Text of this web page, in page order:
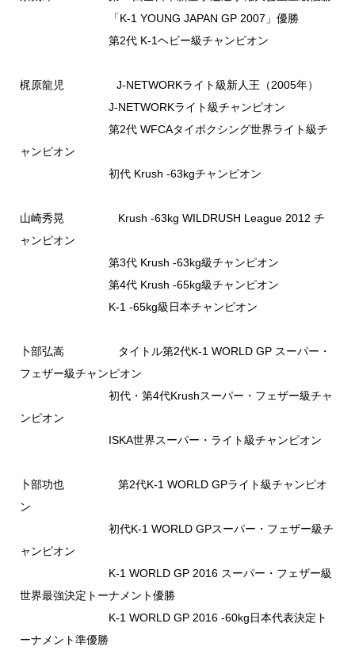
「K-1 YOUNG JAPAN GP 2007」優勝
第2代 K-1ヘビー級チャンピオン
梶原龍児 J-NETWORKライト級新人王（2005年）
J-NETWORKライト級チャンピオン
第2代 WFCAタイボクシング世界ライト級チ
ャンピオン
初代 Krush -63kgチャンピオン
山崎秀晃 Krush -63kg WILDRUSH League 2012 チ
ャンピオン
第3代 Krush -63kg級チャンピオン
第4代 Krush -65kg級チャンピオン
K-1 -65kg級日本チャンピオン
卜部弘嵩 タイトル第2代K-1 WORLD GP スーパー・
フェザー級チャンピオン
初代・第4代Krushスーパー・フェザー級チャ
ンピオン
ISKA世界スーパー・ライト級チャンピオン
卜部功也 第2代K-1 WORLD GPライト級チャンピオ
ン
初代K-1 WORLD GPスーパー・フェザー級チ
ャンピオン
K-1 WORLD GP 2016 スーパー・フェザー級
世界最強決定トーナメント優勝
K-1 WORLD GP 2016 -60kg日本代表決定ト
ーナメント準優勝